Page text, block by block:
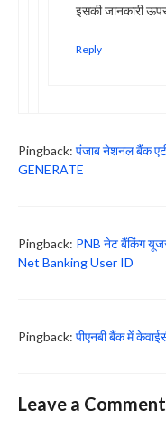
इसकी जानकारी
Reply
Pingback: पंजाब नेशनल बैंक
GENERATE
Pingback: PNB नेट बैंकिंग
Net Banking User ID
Pingback: पीएनबी बैंक में
Leave a Comment